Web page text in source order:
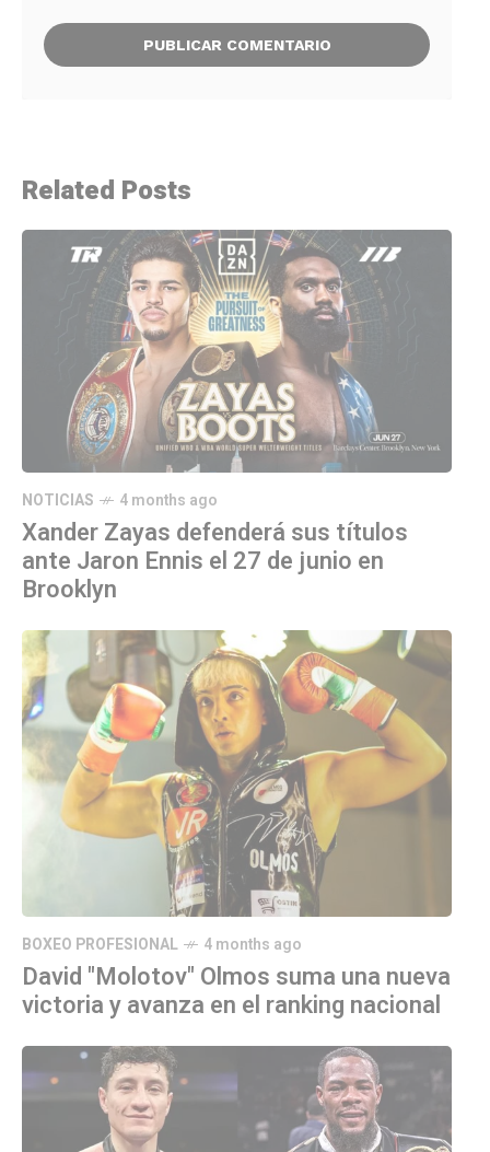
Related Posts
NOTICIAS 4 months ago
Xander Zayas defenderá sus títulos
ante Jaron Ennis el 27 de junio en
Brooklyn
BOXEO PROFESIONAL 4 months ago
David "Molotov" Olmos suma una nueva
victoria y avanza en el ranking nacional